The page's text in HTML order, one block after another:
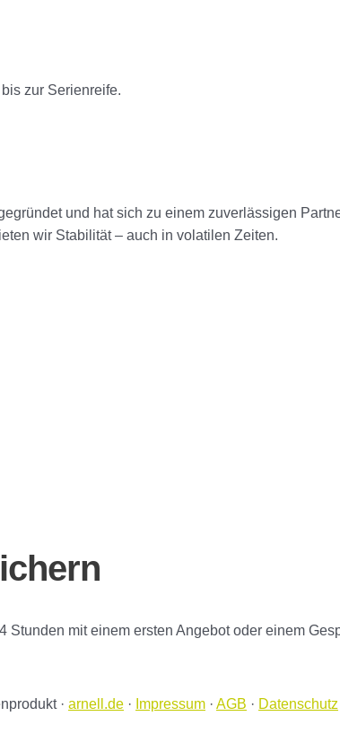
zur Serienreife.
und hat sich zu einem zuverlässigen
wir Stabilität – auch in volatilen Zeiten.
mit einem ersten Angebot oder einem
· arnell.de · Impressum · AGB · Datenschutz